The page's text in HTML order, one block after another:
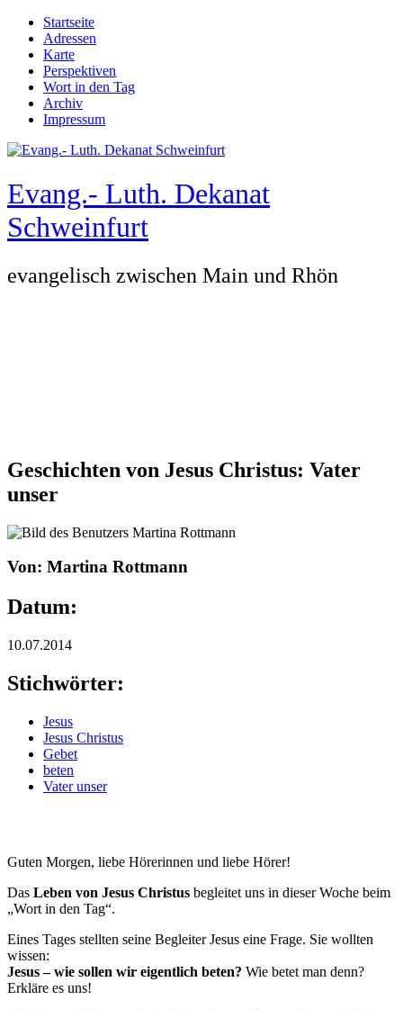
Direkt zum Inhalt
Hauptmenü
Startseite
Adressen
Karte
Perspektiven
Wort in den Tag
Archiv
Impressum
Evang.- Luth. Dekanat
Schweinfurt
evangelisch zwischen Main und Rhön
Geschichten von Jesus Christus: Vater
unser
Von: Martina Rottmann
Datum:
10.07.2014
Stichwörter:
Jesus
Jesus Christus
Gebet
beten
Vater unser
Guten Morgen, liebe Hörerinnen und liebe Hörer!
Das Leben von Jesus Christus begleitet uns in dieser Woche beim
„Wort in den Tag“.
Eines Tages stellten seine Begleiter Jesus eine Frage. Sie wollten
wissen:
Jesus – wie sollen wir eigentlich beten? Wie betet man denn?
Erkläre es uns!